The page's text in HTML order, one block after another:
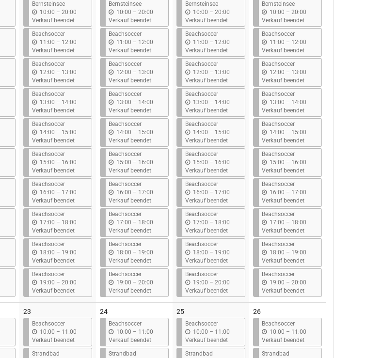
Bernsteinsee
10:00 – b
i
s
20:00
Verkauf beendet
Beachsoccer
11:00 – b
i
s
12:00
Verkauf beendet
Beachsoccer
12:00 – b
i
s
13:00
Verkauf beendet
Beachsoccer
13:00 – b
i
s
14:00
Verkauf beendet
Beachsoccer
14:00 – b
i
s
15:00
Verkauf beendet
Beachsoccer
15:00 – b
i
s
16:00
Verkauf beendet
Beachsoccer
16:00 – b
i
s
17:00
Verkauf beendet
Beachsoccer
17:00 – b
i
s
18:00
Verkauf beendet
Beachsoccer
18:00 – b
i
s
19:00
Verkauf beendet
Beachsoccer
19:00 – b
i
s
20:00
Verkauf beendet
Bernsteinsee
10:00 – b
i
s
20:00
Verkauf beendet
Beachsoccer
11:00 – b
i
s
12:00
Verkauf beendet
Beachsoccer
12:00 – b
i
s
13:00
Verkauf beendet
Beachsoccer
13:00 – b
i
s
14:00
Verkauf beendet
Beachsoccer
14:00 – b
i
s
15:00
Verkauf beendet
Beachsoccer
15:00 – b
i
s
16:00
Verkauf beendet
Beachsoccer
16:00 – b
i
s
17:00
Verkauf beendet
Beachsoccer
17:00 – b
i
s
18:00
Verkauf beendet
Beachsoccer
18:00 – b
i
s
19:00
Verkauf beendet
Beachsoccer
19:00 – b
i
s
20:00
Verkauf beendet
Bernsteinsee
10:00 – b
i
s
20:00
Verkauf beendet
Beachsoccer
11:00 – b
i
s
12:00
Verkauf beendet
Beachsoccer
12:00 – b
i
s
13:00
Verkauf beendet
Beachsoccer
13:00 – b
i
s
14:00
Verkauf beendet
Beachsoccer
14:00 – b
i
s
15:00
Verkauf beendet
Beachsoccer
15:00 – b
i
s
16:00
Verkauf beendet
Beachsoccer
16:00 – b
i
s
17:00
Verkauf beendet
Beachsoccer
17:00 – b
i
s
18:00
Verkauf beendet
Beachsoccer
18:00 – b
i
s
19:00
Verkauf beendet
Beachsoccer
19:00 – b
i
s
20:00
Verkauf beendet
Bernsteinsee
10:00 – b
i
s
20:00
Verkauf beendet
Beachsoccer
11:00 – b
i
s
12:00
Verkauf beendet
Beachsoccer
12:00 – b
i
s
13:00
Verkauf beendet
Beachsoccer
13:00 – b
i
s
14:00
Verkauf beendet
Beachsoccer
14:00 – b
i
s
15:00
Verkauf beendet
Beachsoccer
15:00 – b
i
s
16:00
Verkauf beendet
Beachsoccer
16:00 – b
i
s
17:00
Verkauf beendet
Beachsoccer
17:00 – b
i
s
18:00
Verkauf beendet
Beachsoccer
18:00 – b
i
s
19:00
Verkauf beendet
Beachsoccer
19:00 – b
i
s
20:00
Verkauf beendet
23
Beachsoccer
10:00 – b
i
s
11:00
Verkauf beendet
Strandbad
24
Beachsoccer
10:00 – b
i
s
11:00
Verkauf beendet
Strandbad
25
Beachsoccer
10:00 – b
i
s
11:00
Verkauf beendet
Strandbad
26
Beachsoccer
10:00 – b
i
s
11:00
Verkauf beendet
Strandbad